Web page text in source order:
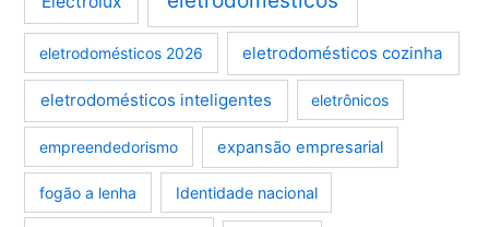
eletrodomésticos 2026 eletrodomésticos cozinha
eletrodomésticos inteligentes eletrônicos
empreendedorismo expansão empresarial
fogão a lenha Identidade nacional